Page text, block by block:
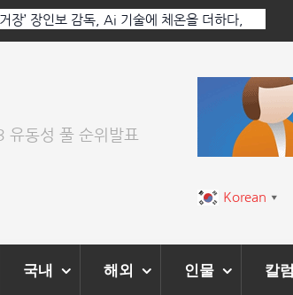
장’ 장인보 감독, Ai 기술에 체온을 더하다,
애니멀 아트 페스티벌’ 성황리에 막 내려
동성 풀 순위발표
Korean ▼
국내 해외 인물 칼럼